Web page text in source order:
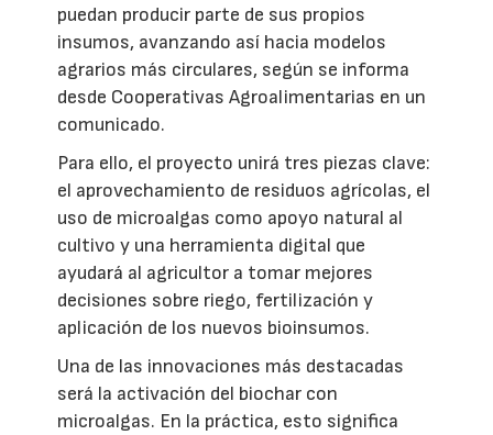
puedan producir parte de sus propios
insumos, avanzando así hacia modelos
agrarios más circulares, según se informa
desde Cooperativas Agroalimentarias en un
comunicado.
Para ello, el proyecto unirá tres piezas clave:
el aprovechamiento de residuos agrícolas, el
uso de microalgas como apoyo natural al
cultivo y una herramienta digital que
ayudará al agricultor a tomar mejores
decisiones sobre riego, fertilización y
aplicación de los nuevos bioinsumos.
Una de las innovaciones más destacadas
será la activación del biochar con
microalgas. En la práctica, esto significa